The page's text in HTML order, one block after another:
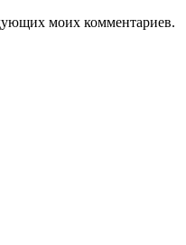
моих комментариев.